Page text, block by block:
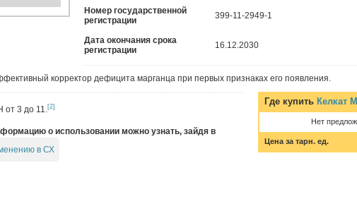
Номер государственной
регистрации
399-11-2949-1
Дата окончания срока
регистрации
16.12.2030
корректор дефицита марганца при первых признаках его появления.
Где купить Келкат
Нет
Цена за тарн. ед.
от 3 до 11.[2]
о использовании можно узнать, зайдя в
в СХ